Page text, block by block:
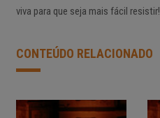
viva para que seja mais fácil resistir!
CONTEÚDO RELACIONADO